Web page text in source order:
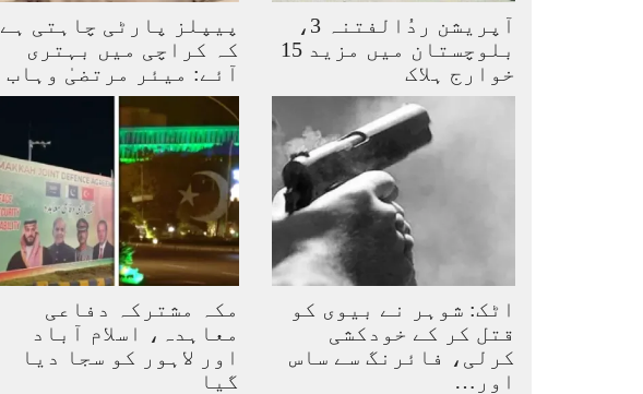
پیپلز پارٹی چاہتی ہے
کہ کراچی میں بہتری
آئے: میئر مرتضیٰ وہاب
آپریشن ردُالفتنہ 3،
بلوچستان میں مزید 15
خوارج ہلاک
مکہ مشترکہ دفاعی
معاہدہ، اسلام آباد
اور لاہور کو سجا دیا
گیا
اٹک: شوہر نے بیوی کو
قتل کر کے خودکشی
کرلی، فائرنگ سے ساس
اور…